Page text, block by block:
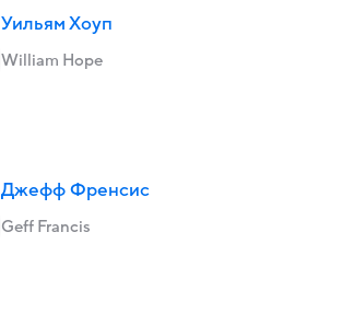
Уильям Хоуп
William Hope
Джефф Френсис
Geff Francis